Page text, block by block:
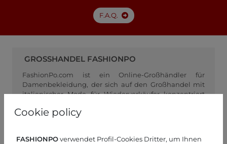
Cookie policy
FASHIONPOverwendet Profil-Cookies Dritter, um Ihnen
F.A.Q.
GROSSHANDEL FASHIONPO
FashionPo.com ist ein Online-Großhändler für
Damenbekleidung, der sich auf den Großhandel mit
italienischer Mode für Wiederverkäufer konzentriert
Herstellern fungiert. Bleiben Sie auf dem Laufenden